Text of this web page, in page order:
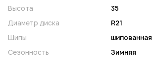
Высота
35
Диаметр диска
R21
Шипы
шипованная
Сезонность
Зимняя